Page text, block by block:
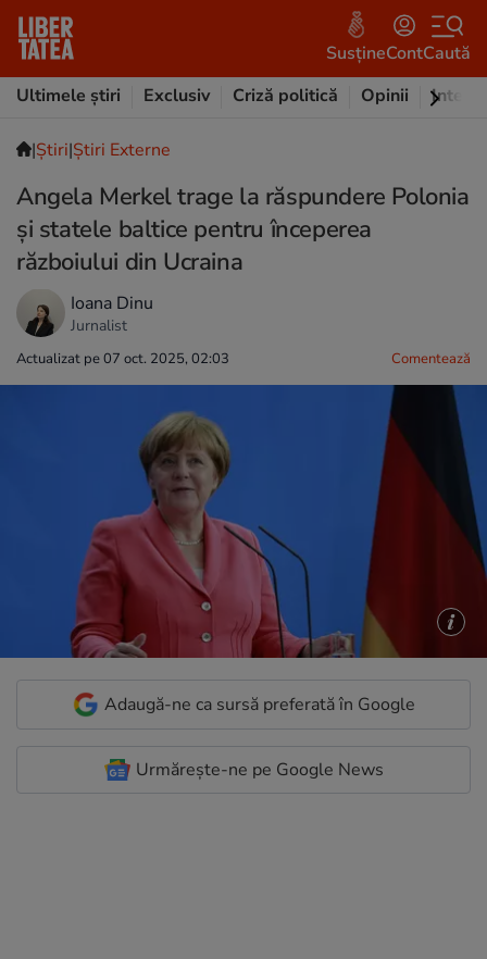
SusțineContCaută
Ultimele știri
Exclusiv Criză politică Opinii
|Ştiri|Știri Externe
Angela Merkel trage la răspundere Polonia
și statele baltice pentru începerea
războiului din Ucraina
Ioana Dinu
Jurnalist
Actualizat pe 07 oct. 2025, 02:03 Comentează
Adaugă-ne ca sursă preferată în Google
Urmărește-ne pe Google News